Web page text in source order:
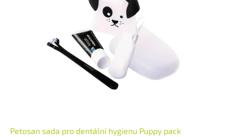
Petosan sada pro dentální hygienu Puppy pack